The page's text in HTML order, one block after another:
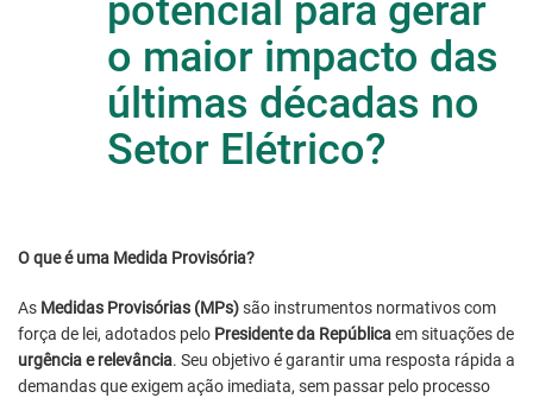
potencial para gerar
o maior impacto das
últimas décadas no
Setor Elétrico?
O que é uma Medida Provisória?
As Medidas Provisórias (MPs)são instrumentos normativos com
força de lei, adotados pelo Presidente da Repúblicaem situações de
urgência e relevância. Seu objetivo é garantir uma resposta rápida a
demandas que exigem ação imediata, sem passar pelo processo